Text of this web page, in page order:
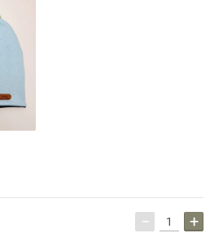
− +